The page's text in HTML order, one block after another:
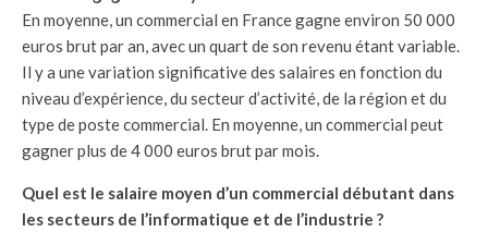
En moyenne, un commercial en France gagne environ 50 000
euros brut par an, avec un quart de son revenu étant variable.
Il y a une variation significative des salaires en fonction du
niveau d’expérience, du secteur d’activité, de la région et du
type de poste commercial. En moyenne, un commercial peut
gagner plus de 4 000 euros brut par mois.
Quel est le salaire moyen d’un commercial débutant dans
les secteurs de l’informatique et de l’industrie ?